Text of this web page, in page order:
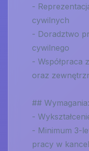
-
cywilnych
- Doradztwo
cywilnego
- Współpraca
oraz
## Wymagania:
-
- Minimum 3-
pracy w